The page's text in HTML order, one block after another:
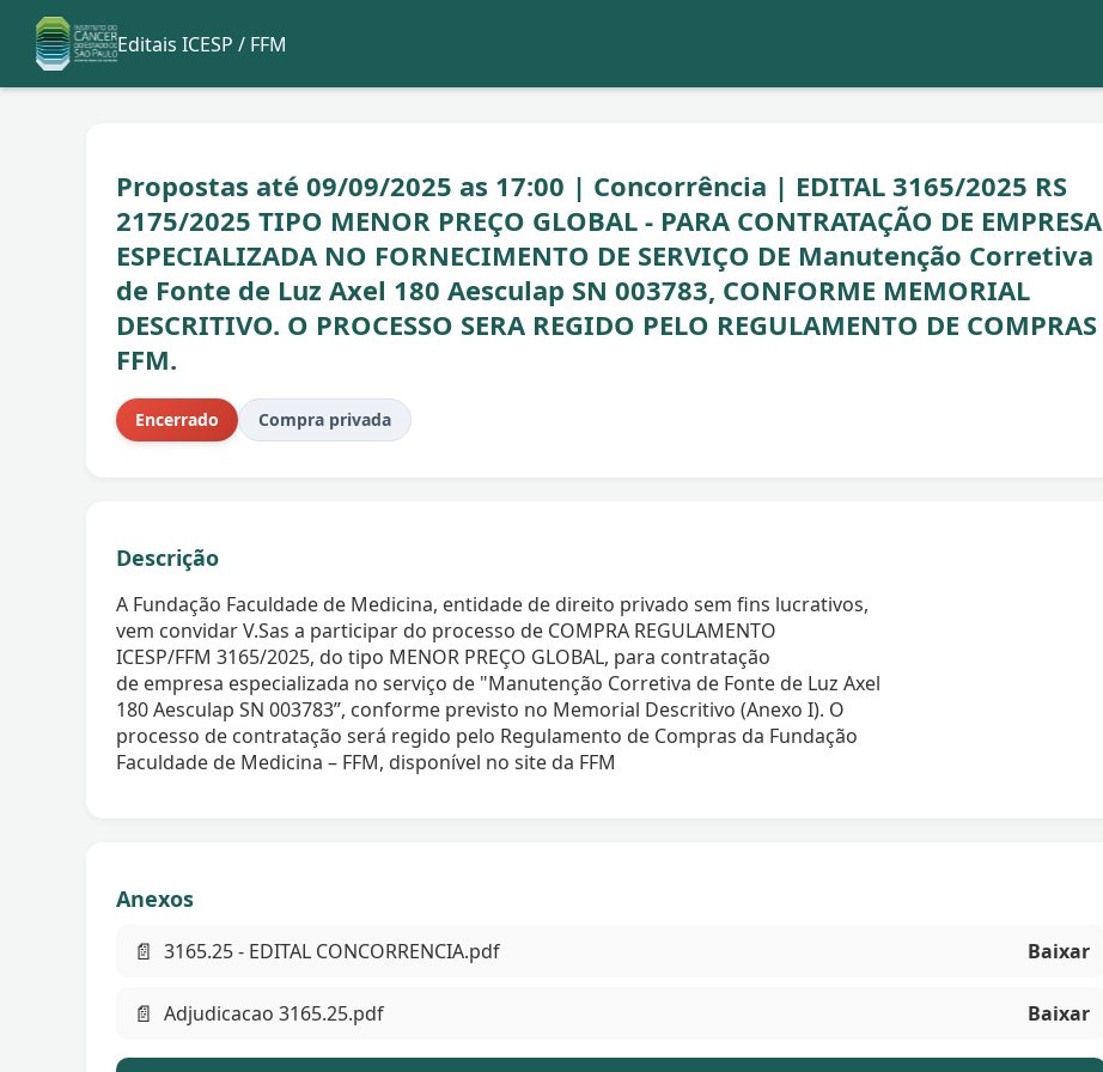
Editais ICESP / FFM
Propostas até 09/09/2025 as 17:00 | Concorrência | EDITAL 3165/2025 RS
2175/2025 TIPO MENOR PREÇO GLOBAL - PARA CONTRATAÇÃO DE EMPRESA
ESPECIALIZADA NO FORNECIMENTO DE SERVIÇO DE Manutenção Corretiva
de Fonte de Luz Axel 180 Aesculap SN 003783, CONFORME MEMORIAL
DESCRITIVO. O PROCESSO SERA REGIDO PELO REGULAMENTO DE COMPRAS
FFM.
Encerrado Compra privada
Descrição
A Fundação Faculdade de Medicina, entidade de direito privado sem fins lucrativos,
vem convidar V.Sas a participar do processo de COMPRA REGULAMENTO
ICESP/FFM 3165/2025, do tipo MENOR PREÇO GLOBAL, para contratação
de empresa especializada no serviço de "Manutenção Corretiva de Fonte de Luz Axel
180 Aesculap SN 003783”, conforme previsto no Memorial Descritivo (Anexo I). O
processo de contratação será regido pelo Regulamento de Compras da Fundação
Faculdade de Medicina – FFM, disponível no site da FFM
Anexos
📄 3165.25 - EDITAL CONCORRENCIA.pdf Baixar
📄 Adjudicacao 3165.25.pdf Baixar